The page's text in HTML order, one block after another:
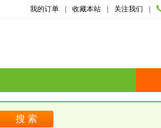
我的订单 收藏本站 关注我们